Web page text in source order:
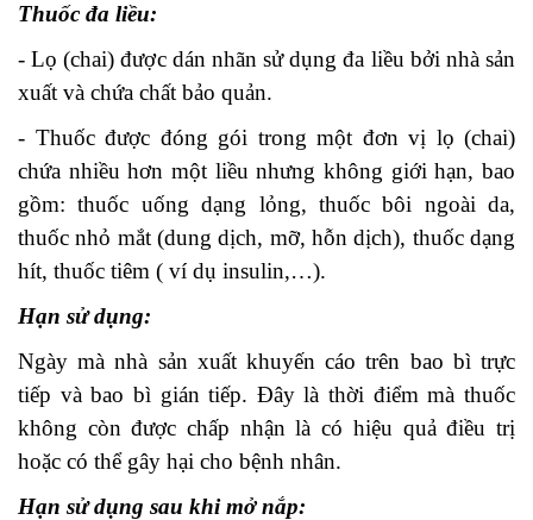
Thuốc đa liều:
- Lọ (chai) được dán nhãn sử dụng đa liều bởi nhà sản
xuất và chứa chất bảo quản.
- Thuốc được đóng gói trong một đơn vị lọ (chai)
chứa nhiều hơn một liều nhưng không giới hạn, bao
gồm: thuốc uống dạng lỏng, thuốc bôi ngoài da,
thuốc nhỏ mắt (dung dịch, mỡ, hỗn dịch), thuốc dạng
hít, thuốc tiêm ( ví dụ insulin,…).
Hạn sử dụng:
Ngày mà nhà sản xuất khuyến cáo trên bao bì trực
tiếp và bao bì gián tiếp. Đây là thời điểm mà thuốc
không còn được chấp nhận là có hiệu quả điều trị
hoặc có thể gây hại cho bệnh nhân.
Hạn sử dụng sau khi mở nắp: